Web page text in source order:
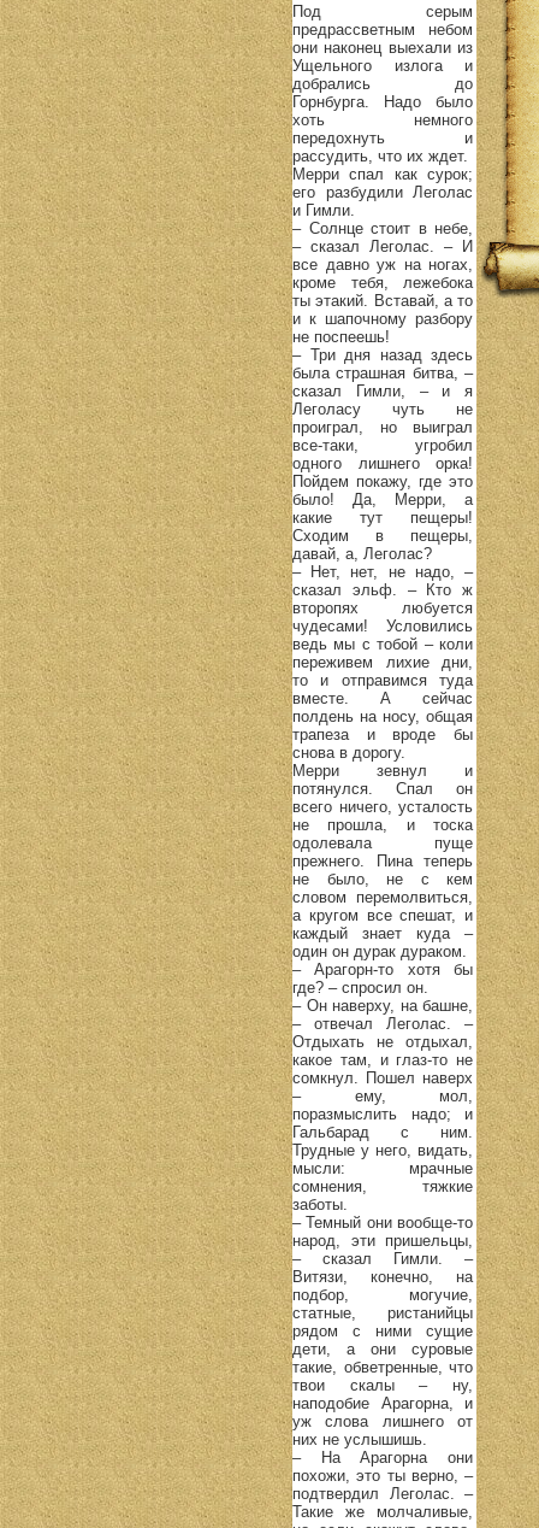
Под серым
предрассветным небом
они наконец выехали из
Ущельного излога и
добрались до
Горнбурга. Надо было
хоть немного
передохнуть и
рассудить, что их ждет.
Мерри спал как сурок;
его разбудили Леголас
и Гимли.
– Солнце стоит в небе,
– сказал Леголас. – И
все давно уж на ногах,
кроме тебя, лежебока
ты этакий. Вставай, а то
и к шапочному разбору
не поспеешь!
– Три дня назад здесь
была страшная битва, –
сказал Гимли, – и я
Леголасу чуть не
проиграл, но выиграл
все-таки, угробил
одного лишнего орка!
Пойдем покажу, где это
было! Да, Мерри, а
какие тут пещеры!
Сходим в пещеры,
давай, а, Леголас?
– Нет, нет, не надо, –
сказал эльф. – Кто ж
второпях любуется
чудесами! Условились
ведь мы с тобой – коли
переживем лихие дни,
то и отправимся туда
вместе. А сейчас
полдень на носу, общая
трапеза и вроде бы
снова в дорогу.
Мерри зевнул и
потянулся. Спал он
всего ничего, усталость
не прошла, и тоска
одолевала пуще
прежнего. Пина теперь
не было, не с кем
словом перемолвиться,
а кругом все спешат, и
каждый знает куда –
один он дурак дураком.
– Арагорн-то хотя бы
где? – спросил он.
– Он наверху, на башне,
– отвечал Леголас. –
Отдыхать не отдыхал,
какое там, и глаз-то не
сомкнул. Пошел наверх
– ему, мол,
поразмыслить надо; и
Гальбарад с ним.
Трудные у него, видать,
мысли: мрачные
сомнения, тяжкие
заботы.
– Темный они вообще-то
народ, эти пришельцы,
– сказал Гимли. –
Витязи, конечно, на
подбор, могучие,
статные, ристанийцы
рядом с ними сущие
дети, а они суровые
такие, обветренные, что
твои скалы – ну,
наподобие Арагорна, и
уж слова лишнего от
них не услышишь.
– На Арагорна они
похожи, это ты верно, –
подтвердил Леголас. –
Такие же молчаливые,